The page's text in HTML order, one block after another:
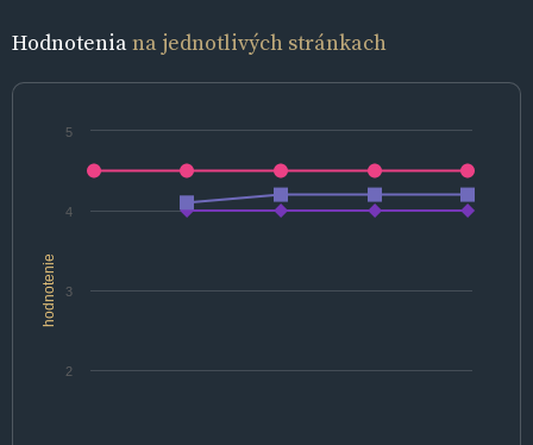
Hodnoteniana jednotlivých stránkach
hodnotenie
2
3
4
5